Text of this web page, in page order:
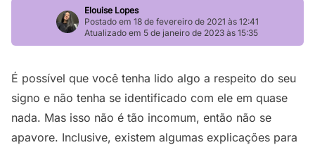
Elouise Lopes
Postado em 18 de fevereiro de 2021 às 12:41
Atualizado em 5 de janeiro de 2023 às 15:35
É possível que você tenha lido algo a respeito do seu
signo e não tenha se identificado com ele em quase
nada. Mas isso não é tão incomum, então não se
apavore. Inclusive, existem algumas explicações para